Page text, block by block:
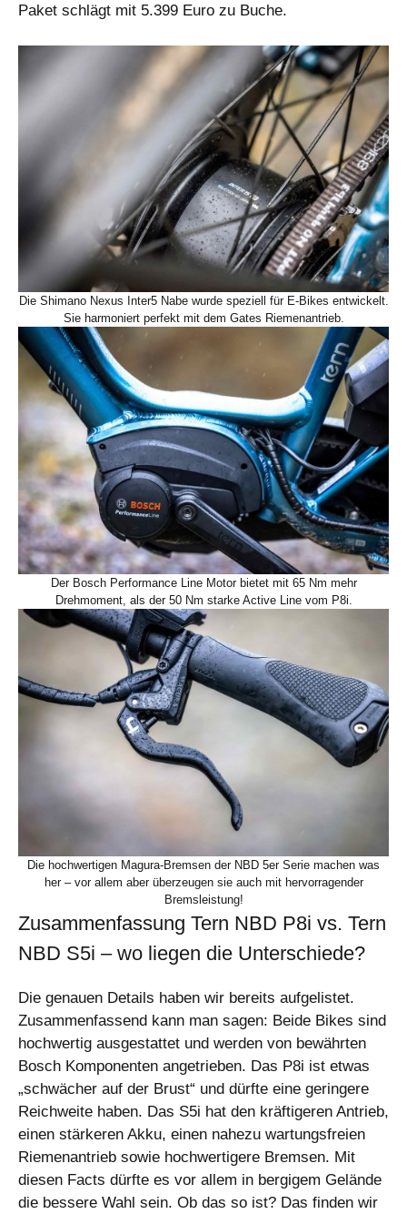
Paket schlägt mit 5.399 Euro zu Buche.
Die Shimano Nexus Inter5 Nabe wurde speziell für E-Bikes entwickelt.
Sie harmoniert perfekt mit dem Gates Riemenantrieb.
Der Bosch Performance Line Motor bietet mit 65 Nm mehr
Drehmoment, als der 50 Nm starke Active Line vom P8i.
Die hochwertigen Magura-Bremsen der NBD 5er Serie machen was
her – vor allem aber überzeugen sie auch mit hervorragender
Bremsleistung!
Zusammenfassung Tern NBD P8i vs. Tern
NBD S5i – wo liegen die Unterschiede?
Die genauen Details haben wir bereits aufgelistet.
Zusammenfassend kann man sagen: Beide Bikes sind
hochwertig ausgestattet und werden von bewährten
Bosch Komponenten angetrieben. Das P8i ist etwas
„schwächer auf der Brust“ und dürfte eine geringere
Reichweite haben. Das S5i hat den kräftigeren Antrieb,
einen stärkeren Akku, einen nahezu wartungsfreien
Riemenantrieb sowie hochwertigere Bremsen. Mit
diesen Facts dürfte es vor allem in bergigem Gelände
die bessere Wahl sein. Ob das so ist? Das finden wir